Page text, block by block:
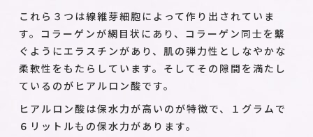
これら３つは線維芽細胞によって作り出されていま
す。コラーゲンが網目状にあり、コラーゲン同士を繫
ぐようにエラスチンがあり、肌の弾力性としなやかな
柔軟性をもたらしています。そしてその隙間を満たし
ているのがヒアルロン酸です。
ヒアルロン酸は保水力が高いのが特徴で、１グラムで
６リットルもの保水力があります。